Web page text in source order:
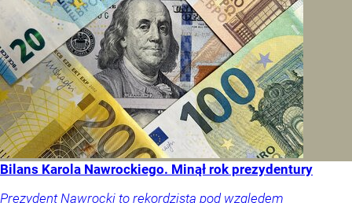
Bilans Karola Nawrockiego. Minął rok prezydentury
Prezydent Nawrocki to rekordzista pod względem